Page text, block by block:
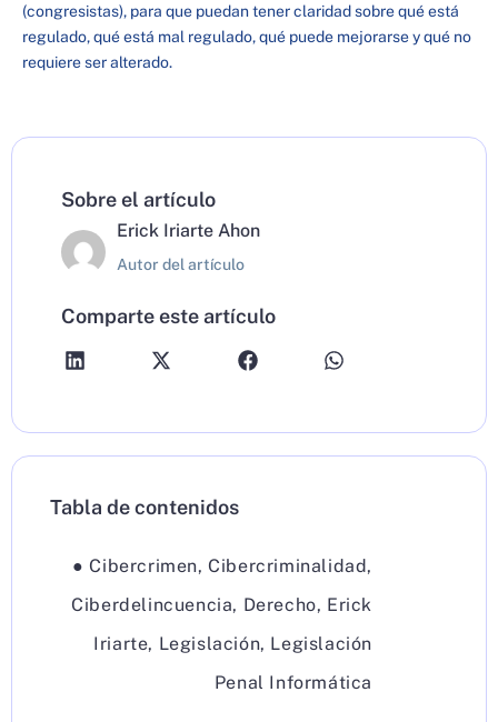
(congresistas), para que puedan tener claridad sobre qué está
regulado, qué está mal regulado, qué puede mejorarse y qué no
requiere ser alterado.
Sobre el artículo
Erick Iriarte Ahon
Autor del artículo
Comparte este artículo
Tabla de contenidos
● Cibercrimen, Cibercriminalidad,
Ciberdelincuencia, Derecho, Erick
Iriarte, Legislación, Legislación
Penal Informática